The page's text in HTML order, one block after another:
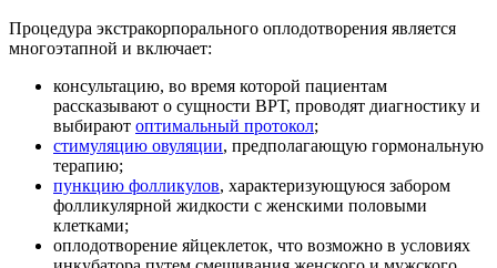
Процедура экстракорпорального оплодотворения является
многоэтапной и включает:
консультацию, во время которой пациентам
рассказывают о сущности ВРТ, проводят диагностику и
выбирают оптимальный протокол;
стимуляцию овуляции, предполагающую гормональную
терапию;
пункцию фолликулов, характеризующуюся забором
фолликулярной жидкости с женскими половыми
клетками;
оплодотворение яйцеклеток, что возможно в условиях